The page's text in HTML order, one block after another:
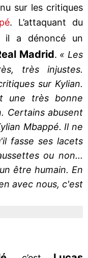
sur les critiques
. L’attaquant du
a dénoncé un
Madrid. « Les
très injustes.
sur Kylian.
une très bonne
Certains abusent
Mbappé. Il ne
fasse ses lacets
ou non...
être humain. En
avec nous, c'est